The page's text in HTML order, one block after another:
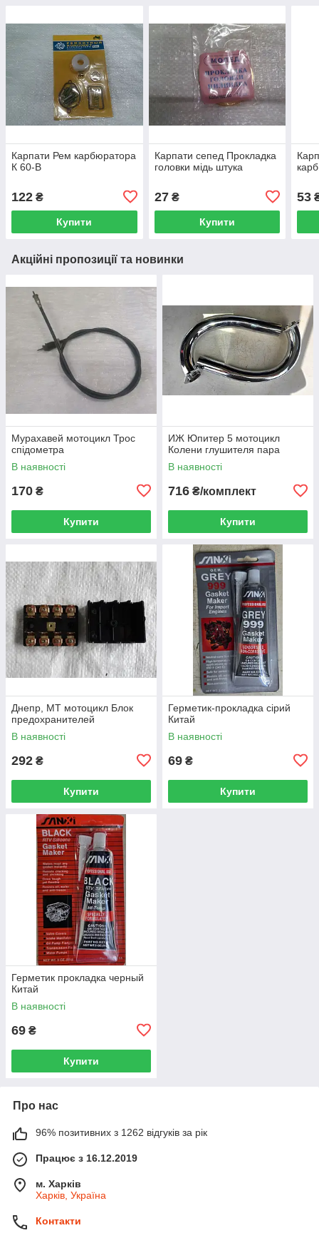
Карпати Рем карбюратора
К 60-В
122 ₴
Купити
Карпати сепед Прокладка
головки мідь штука
27₴
Купити
53
Акційні пропозиції та новинки
Мурахавей мотоцикл Трос
спідометра
В наявності
170 ₴
Купити
ИЖ Юпитер 5 мотоцикл
Колени глушителя пара
В наявності
716 ₴/комплект
Купити
Днепр, МТ мотоцикл Блок
предохранителей
В наявності
292 ₴
Купити
Герметик-прокладка сірий
Китай
В наявності
69 ₴
Купити
Герметик прокладка черный
Китай
В наявності
69 ₴
Купити
Про нас
96% позитивних з 1262 відгуків за рік
Працює з 16.12.2019
м. Харків
Харків, Україна
Контакти